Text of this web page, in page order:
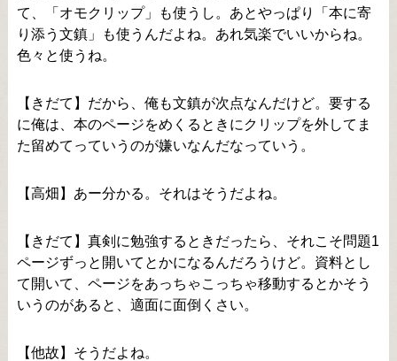
て、「オモクリップ」も使うし。あとやっぱり「本に寄
り添う文鎮」も使うんだよね。あれ気楽でいいからね。
色々と使うね。
【きだて】だから、俺も文鎮が次点なんだけど。要する
に俺は、本のページをめくるときにクリップを外してま
た留めてっていうのが嫌いなんだなっていう。
【高畑】あー分かる。それはそうだよね。
【きだて】真剣に勉強するときだったら、それこそ問題1
ページずっと開いてとかになるんだろうけど。資料とし
て開いて、ページをあっちゃこっちゃ移動するとかそう
いうのがあると、適面に面倒くさい。
【他故】そうだよね。